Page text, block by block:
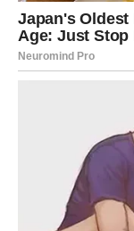
Sitnice postaju
Slobodne Device
polako, ali
savršenstvo, već
Vage ulaze u
tri dana donose